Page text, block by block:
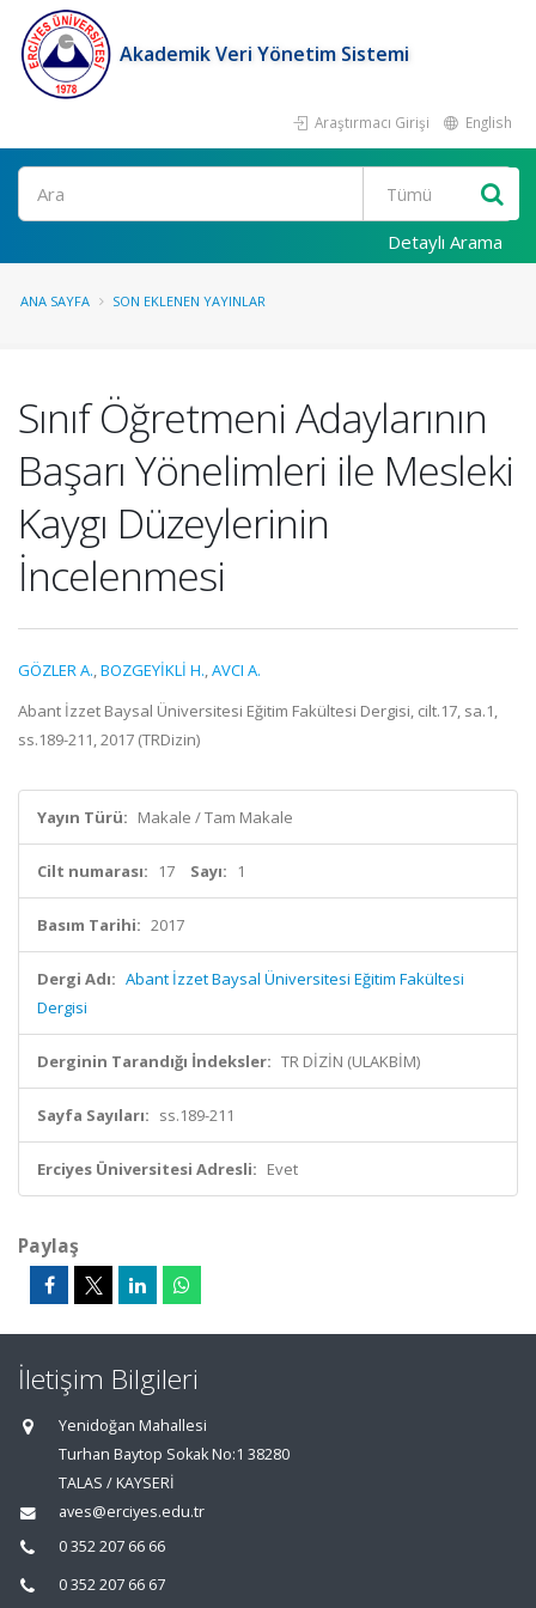
Akademik Veri Yönetim Sistemi
Araştırmacı Girişi English
Ara
Detaylı Arama
ANA SAYFA SON EKLENEN YAYINLAR
Sınıf Öğretmeni Adaylarının
Başarı Yönelimleri ile Mesleki
Kaygı Düzeylerinin
İncelenmesi
GÖZLER A.,BOZGEYİKLİ H.,AVCI A.
Abant İzzet Baysal Üniversitesi Eğitim Fakültesi Dergisi, cilt.17, sa.1,
ss.189-211, 2017 (TRDizin)
Yayın Türü: Makale / Tam Makale
Cilt numarası: 17 Sayı: 1
Basım Tarihi: 2017
Dergi Adı: Abant İzzet Baysal Üniversitesi Eğitim Fakültesi
Dergisi
Derginin Tarandığı İndeksler: TR DİZİN (ULAKBİM)
Sayfa Sayıları: ss.189-211
Erciyes Üniversitesi Adresli: Evet
Paylaş
İletişim Bilgileri
Yenidoğan Mahallesi
Turhan Baytop Sokak No:1 38280
TALAS / KAYSERİ
aves@erciyes.edu.tr
0 352 207 66 66
0 352 207 66 67